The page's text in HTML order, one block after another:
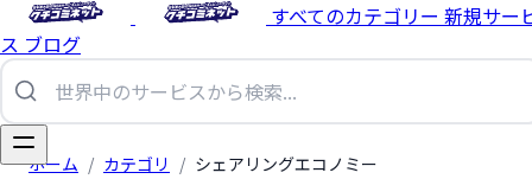
すべてのカテゴリー 新規サー
ス ブログ
ホーム / カテゴリ / シェアリングエコノミー